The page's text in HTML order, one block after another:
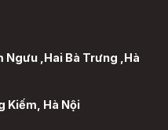
Ngưu ,Hai Bà Trưng ,Hà
Kiếm, Hà Nội